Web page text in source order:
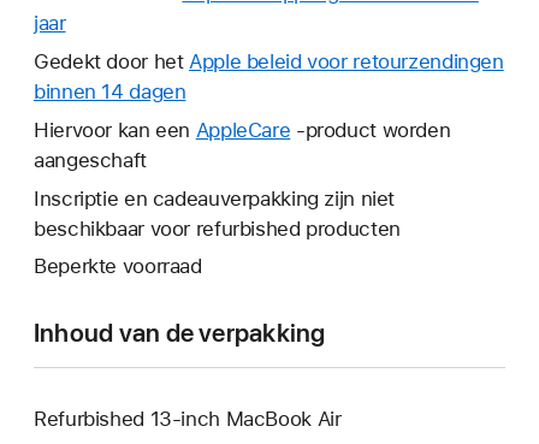
jaarHierdoor
wordt
er
nieuw
venster
geopend.
Gedekt door het Apple beleid voor retourzendingen
binnen 14 dagen
wordt
nieuw
venster
geopend.
Hiervoor kan een AppleCare Hierdoor
er
een
-product worden
aangeschaft
Inscriptie en cadeauverpakking zijn niet
beschikbaar voor refurbished producten
Beperkte voorraad
Inhoud van de verpakking
Refurbished 13‑inch MacBook Air